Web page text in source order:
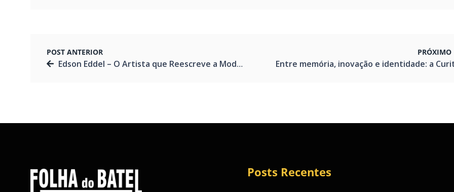
POST ANTERIOR
Edson Eddel – O Artista que Reescreve a Moda com História e Ousadia
PRÓXIMO
Posts Recentes